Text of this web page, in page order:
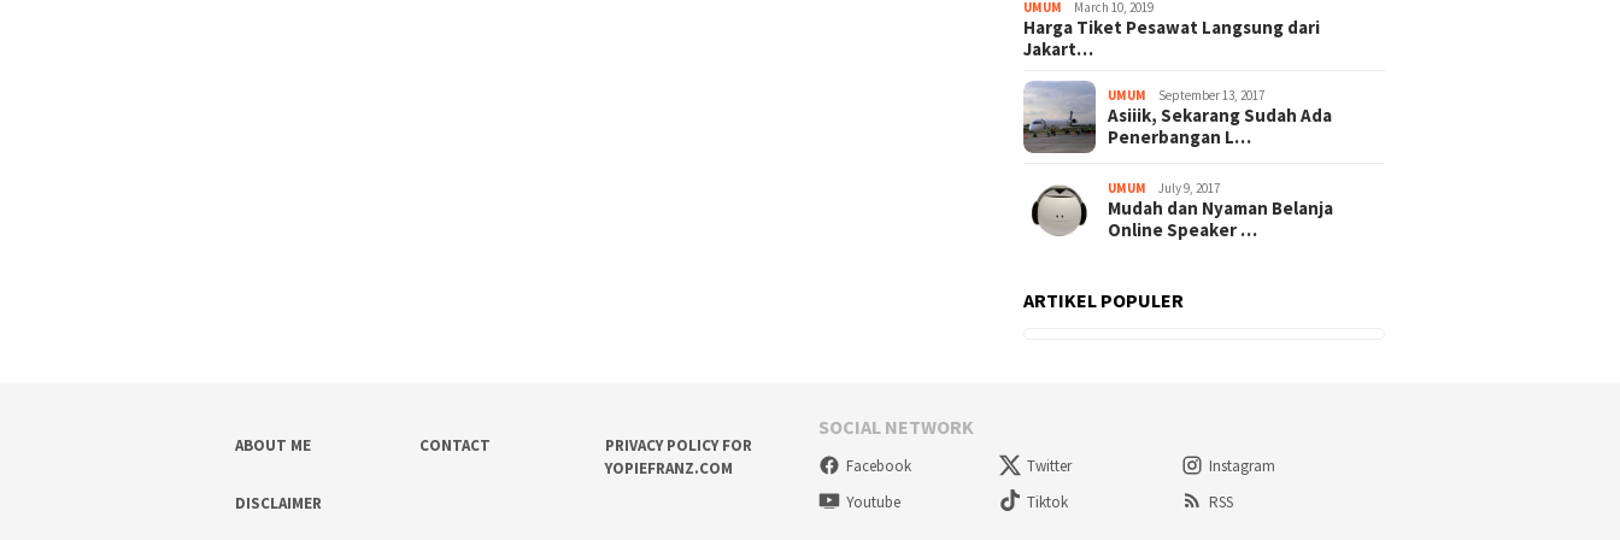
UMUM March 10, 2019
Harga Tiket Pesawat Langsung dari
Jakart…
UMUM September 13, 2017
Asiiik, Sekarang Sudah Ada
Penerbangan L…
UMUM July 9, 2017
Mudah dan Nyaman Belanja
Online Speaker …
ARTIKEL POPULER
ABOUT ME CONTACT
PRIVACY POLICY FOR
YOPIEFRANZ.COM
DISCLAIMER
SOCIAL NETWORK
Facebook Twitter
Instagram
Youtube
Tiktok RSS